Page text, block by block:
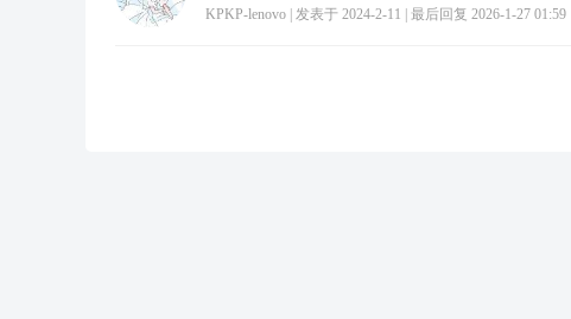
KPKP-lenovo 发表于 2024-2-11 最后回复 2026-1-27 01:59